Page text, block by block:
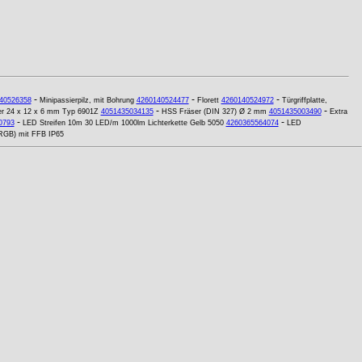
- Minipassierpilz, mit Bohrung 4260140524477- Florett 4260140524972- Türgriffplatte,
24 x 12 x 6 mm Typ 6901Z 4051435034135- HSS Fräser (DIN 327) Ø 2 mm 4051435003490- Extra
- LED Streifen 10m 30 LED/m 1000lm Lichterkette Gelb 5050 4260365564074- LED
mit FFB IP65